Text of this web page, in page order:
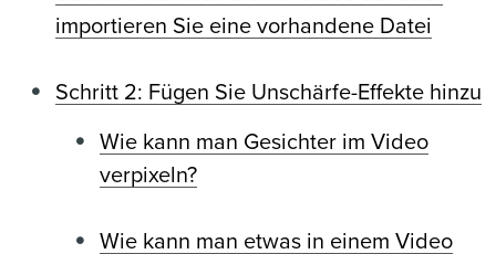
importieren Sie eine vorhandene Datei
Schritt 2: Fügen Sie Unschärfe-Effekte hinzu
Wie kann man Gesichter im Video
verpixeln?
Wie kann man etwas in einem Video